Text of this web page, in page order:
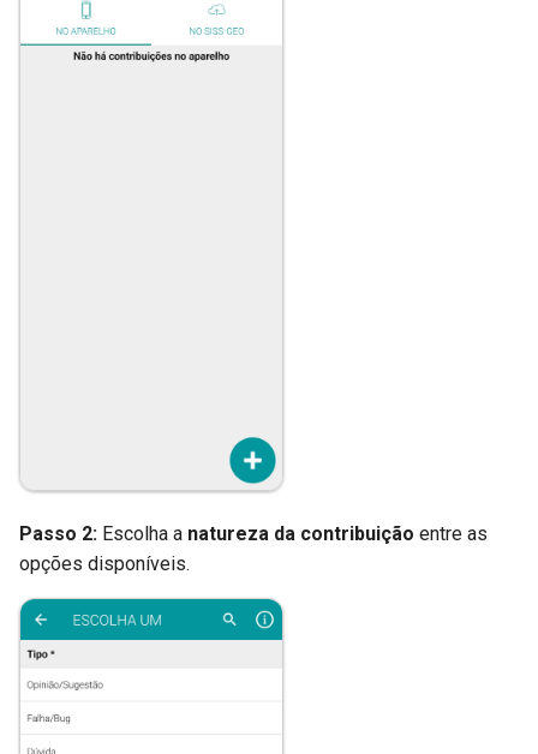
Passo 2: Escolha a natureza da contribuição entre as
opções disponíveis.